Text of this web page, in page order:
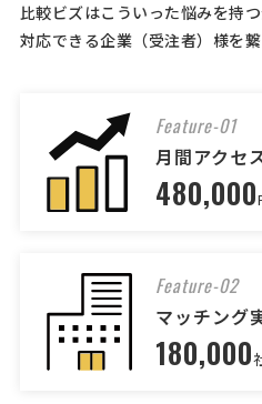
比較ビズはこういった悩みを持
対応できる企業（受注者）様を繋
Feature-01
月間アクセ
480,000
Feature-02
マッチング
180,000
相談して決めた
人気案件
社会
社会保険労務士 > 社会保
[依頼したい業務] 顧問社労士 社保・
[御社の業種] サービス業 [会社規模]
増えてきたので、労務手続きや給料
いと検討しています。また店舗増店